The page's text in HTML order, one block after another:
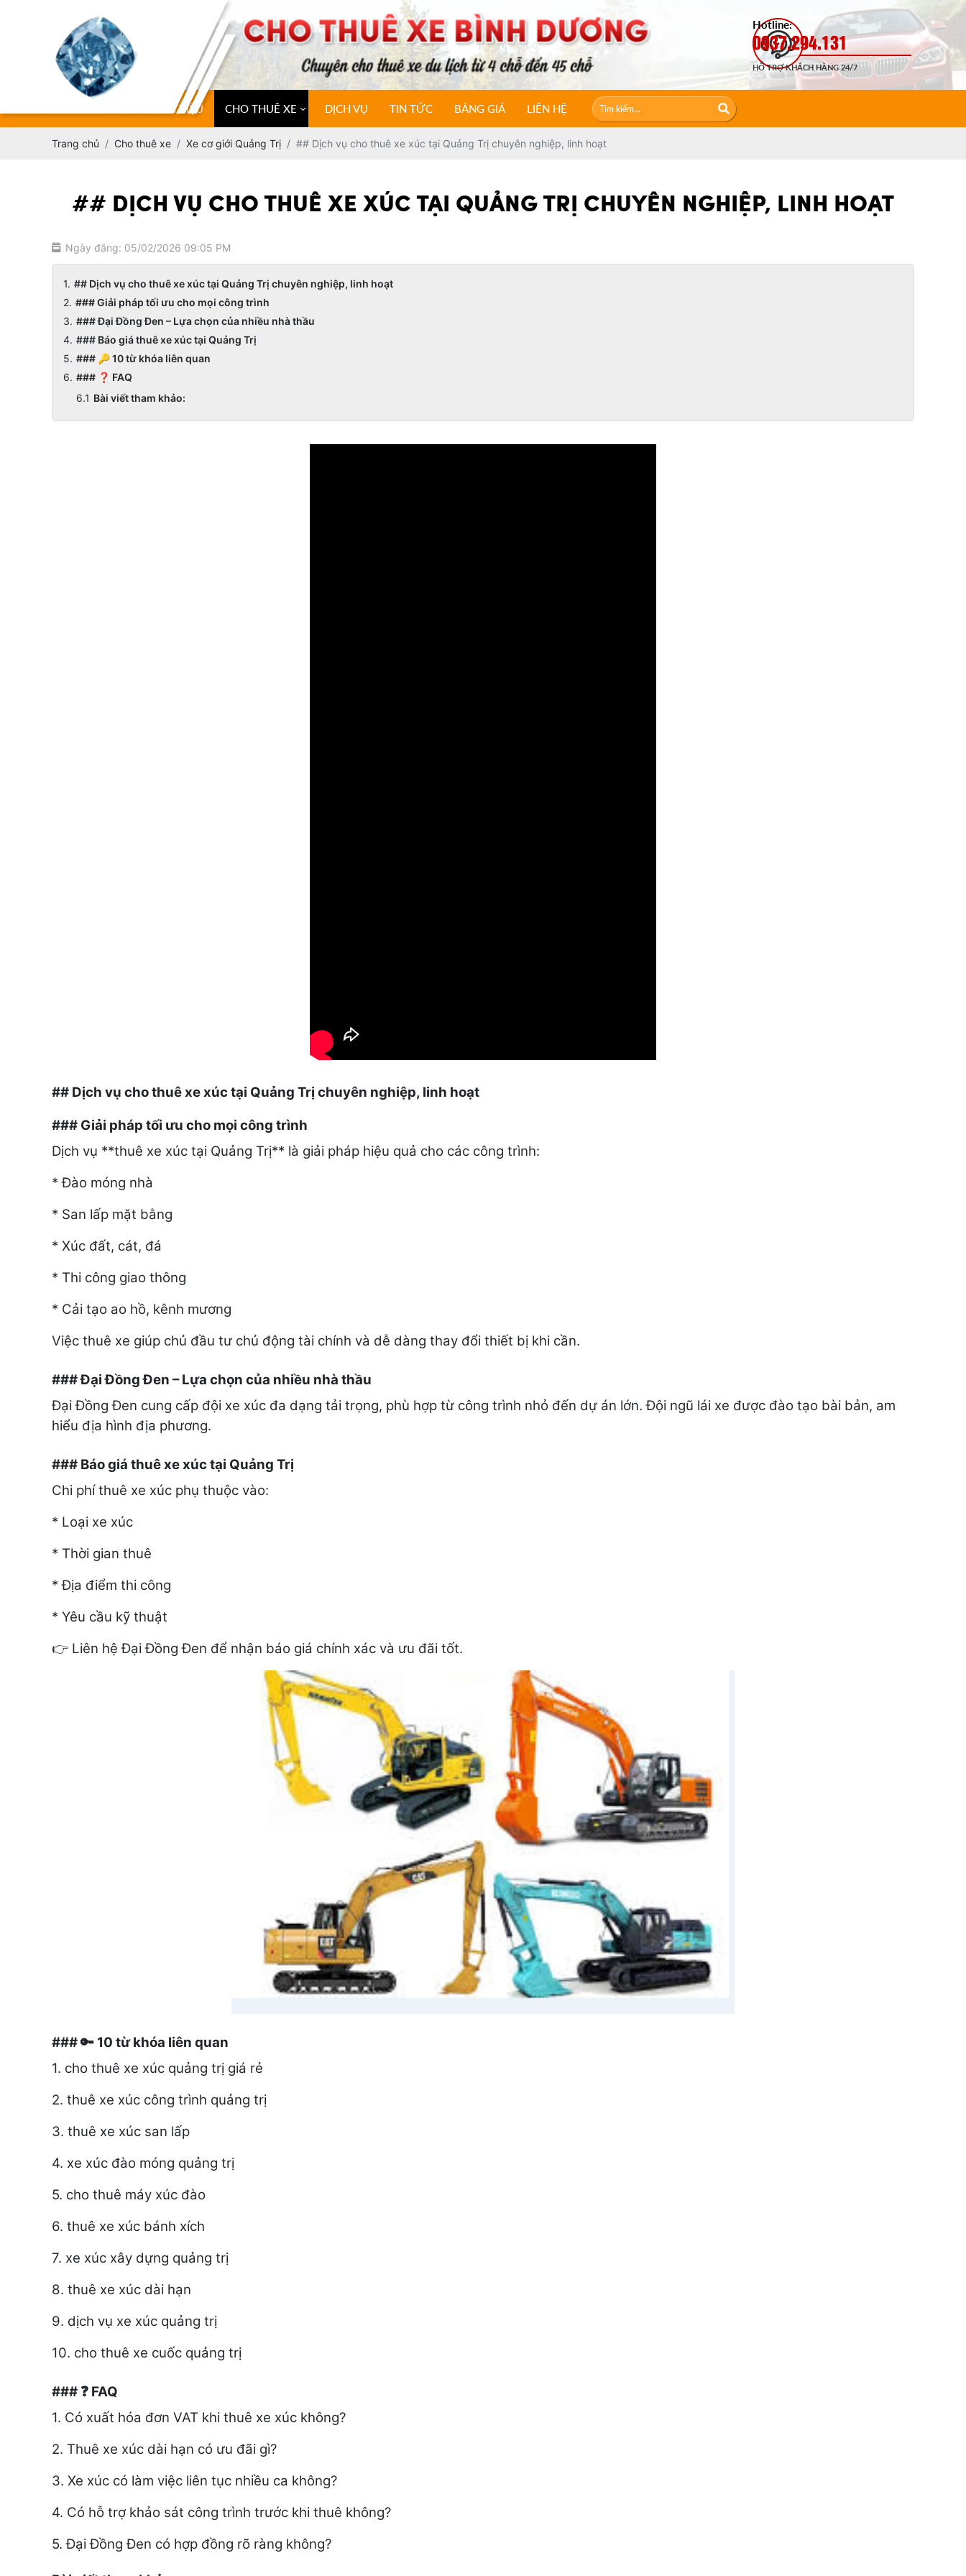
Hotline:
0937.294.131
HỖ TRỢ KHÁCH HÀNG 24/7
GIỚI THIỆU CHO THUÊ XE DỊCH VỤ TIN TỨC BẢNG GIÁ LIÊN HỆ
Trang chủ Cho thuê xe Xe cơ giới Quảng Trị ## Dịch vụ cho thuê xe xúc tại Quảng Trị chuyên nghiệp, linh hoạt
## DỊCH VỤ CHO THUÊ XE XÚC TẠI QUẢNG TRỊ CHUYÊN NGHIỆP, LINH HOẠT
Ngày đăng: 05/02/2026 09:05 PM
## Dịch vụ cho thuê xe xúc tại Quảng Trị chuyên nghiệp, linh hoạt
### Giải pháp tối ưu cho mọi công trình
### Đại Đồng Đen – Lựa chọn của nhiều nhà thầu
### Báo giá thuê xe xúc tại Quảng Trị
### 🔑 10 từ khóa liên quan
### ❓ FAQ
Bài viết tham khảo:
## Dịch vụ cho thuê xe xúc tại Quảng Trị chuyên nghiệp, linh hoạt
### Giải pháp tối ưu cho mọi công trình
Dịch vụ **thuê xe xúc tại Quảng Trị** là giải pháp hiệu quả cho các công trình:
* Đào móng nhà
* San lấp mặt bằng
* Xúc đất, cát, đá
* Thi công giao thông
* Cải tạo ao hồ, kênh mương
Việc thuê xe giúp chủ đầu tư chủ động tài chính và dễ dàng thay đổi thiết bị khi cần.
### Đại Đồng Đen – Lựa chọn của nhiều nhà thầu
Đại Đồng Đen cung cấp đội xe xúc đa dạng tải trọng, phù hợp từ công trình nhỏ đến dự án lớn. Đội ngũ lái xe được đào tạo bài bản, am
hiểu địa hình địa phương.
### Báo giá thuê xe xúc tại Quảng Trị
Chi phí thuê xe xúc phụ thuộc vào:
* Loại xe xúc
* Thời gian thuê
* Địa điểm thi công
* Yêu cầu kỹ thuật
👉 Liên hệ Đại Đồng Đen để nhận báo giá chính xác và ưu đãi tốt.
###🔑 10 từ khóa liên quan
1. cho thuê xe xúc quảng trị giá rẻ
2. thuê xe xúc công trình quảng trị
3. thuê xe xúc san lấp
4. xe xúc đào móng quảng trị
5. cho thuê máy xúc đào
6. thuê xe xúc bánh xích
7. xe xúc xây dựng quảng trị
8. thuê xe xúc dài hạn
9. dịch vụ xe xúc quảng trị
10. cho thuê xe cuốc quảng trị
### ❓ FAQ
1. Có xuất hóa đơn VAT khi thuê xe xúc không?
2. Thuê xe xúc dài hạn có ưu đãi gì?
3. Xe xúc có làm việc liên tục nhiều ca không?
4. Có hỗ trợ khảo sát công trình trước khi thuê không?
5. Đại Đồng Đen có hợp đồng rõ ràng không?